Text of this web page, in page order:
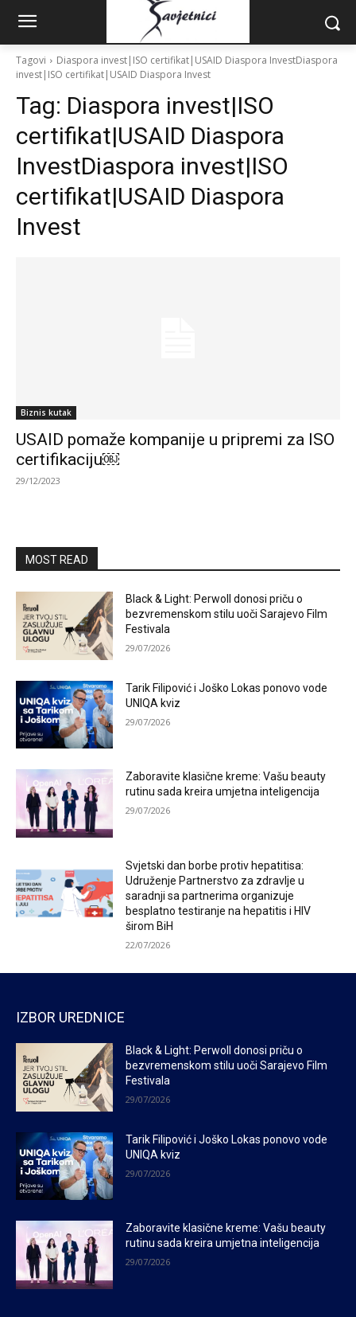
Tagovi
Diaspora invest|ISO certifikat|USAID Diaspora InvestDiaspora
invest|ISO certifikat|USAID Diaspora Invest
Tag: Diaspora invest|ISO
certifikat|USAID Diaspora
InvestDiaspora invest|ISO
certifikat|USAID Diaspora
Invest
Biznis kutak
USAID pomaže kompanije u pripremi za ISO
certifikaciju￼
29/12/2023
MOST READ
Black & Light: Perwoll donosi priču o
bezvremenskom stilu uoči Sarajevo Film
Festivala
29/07/2026
Tarik Filipović i Joško Lokas ponovo vode
UNIQA kviz
29/07/2026
Zaboravite klasične kreme: Vašu beauty
rutinu sada kreira umjetna inteligencija
29/07/2026
Svjetski dan borbe protiv hepatitisa:
Udruženje Partnerstvo za zdravlje u
saradnji sa partnerima organizuje
besplatno testiranje na hepatitis i HIV
širom BiH
22/07/2026
IZBOR UREDNICE
Black & Light: Perwoll donosi priču o
bezvremenskom stilu uoči Sarajevo Film
Festivala
29/07/2026
Tarik Filipović i Joško Lokas ponovo vode
UNIQA kviz
29/07/2026
Zaboravite klasične kreme: Vašu beauty
rutinu sada kreira umjetna inteligencija
29/07/2026